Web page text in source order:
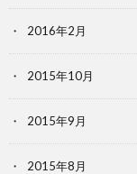
2016年2月
2015年10月
2015年9月
2015年8月